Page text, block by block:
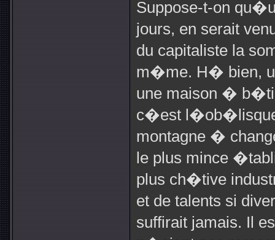
Suppose-t-on
jours, en serait
du capitaliste la
m�me. H� bien,
une maison �
c�est
montagne �
le plus mince
plus ch�tive
et de talents si
suffirait jamais. Il